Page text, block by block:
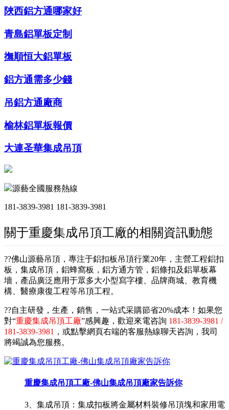
陜西鋁方通哪家好
青島鋁單板定制
撫順恒大鋁單板
鋁方通需多少錢
吊鋁方通廠商
榆林鋁單板報價
大連圣華集成吊頂
源藝全國服務熱線
181-3839-3981 181-3839-3981
關于重慶集成吊頂工廠的相關資訊動態
??佛山源藝吊頂，專注于鋁扣板吊頂行業20年，主營工程鋁扣
板，集成吊頂，鋁蜂窩板，鋁方通方管，鋁條扣及鋁單板幕
墻，產品廣泛應用于眾多大小型寫字樓、品牌商城、教育機
構、醫療康復工程等吊頂工程。
??自主研發，生產，銷售，一站式采購節省20%成本！如果您
對“重慶集成吊頂工廠”感興趣，歡迎來電咨詢 181-3839-3981 /
181-3839-3981 ，或點擊網頁右端的客服熱線聊天咨詢，我司
將竭誠為您服務。
重慶集成吊頂工廠-佛山集成吊頂廠家告訴你
3、集成吊頂：集成扣板將金屬材料裝修吊頂塊和家用電